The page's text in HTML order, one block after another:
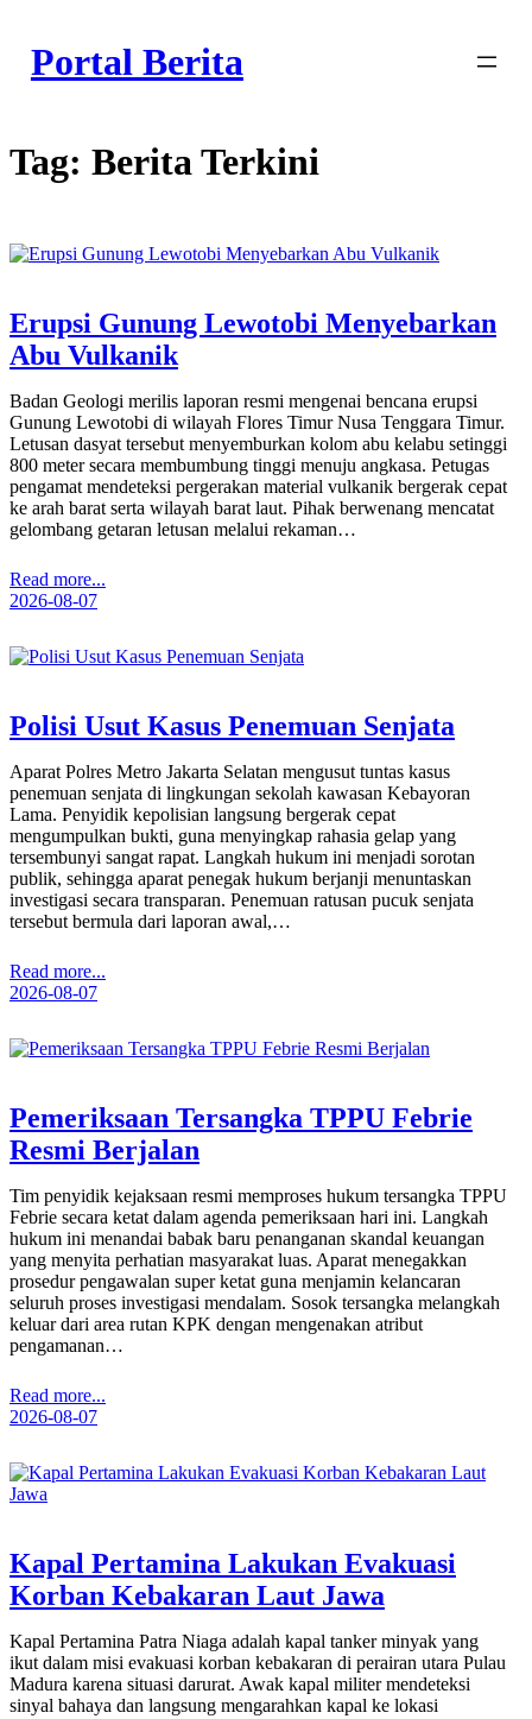
content
Portal Berita
Tag: Berita Terkini
Erupsi Gunung Lewotobi Menyebarkan
Abu Vulkanik
Badan Geologi merilis laporan resmi mengenai bencana erupsi
Gunung Lewotobi di wilayah Flores Timur Nusa Tenggara Timur.
Letusan dasyat tersebut menyemburkan kolom abu kelabu setinggi
800 meter secara membumbung tinggi menuju angkasa. Petugas
pengamat mendeteksi pergerakan material vulkanik bergerak cepat
ke arah barat serta wilayah barat laut. Pihak berwenang mencatat
gelombang getaran letusan melalui rekaman…
Read more...
2026-08-07
Polisi Usut Kasus Penemuan Senjata
Aparat Polres Metro Jakarta Selatan mengusut tuntas kasus
penemuan senjata di lingkungan sekolah kawasan Kebayoran
Lama. Penyidik kepolisian langsung bergerak cepat
mengumpulkan bukti, guna menyingkap rahasia gelap yang
tersembunyi sangat rapat. Langkah hukum ini menjadi sorotan
publik, sehingga aparat penegak hukum berjanji menuntaskan
investigasi secara transparan. Penemuan ratusan pucuk senjata
tersebut bermula dari laporan awal,…
Read more...
2026-08-07
Pemeriksaan Tersangka TPPU Febrie
Resmi Berjalan
Tim penyidik kejaksaan resmi memproses hukum tersangka TPPU
Febrie secara ketat dalam agenda pemeriksaan hari ini. Langkah
hukum ini menandai babak baru penanganan skandal keuangan
yang menyita perhatian masyarakat luas. Aparat menegakkan
prosedur pengawalan super ketat guna menjamin kelancaran
seluruh proses investigasi mendalam. Sosok tersangka melangkah
keluar dari area rutan KPK dengan mengenakan atribut
pengamanan…
Read more...
2026-08-07
Kapal Pertamina Lakukan Evakuasi
Korban Kebakaran Laut Jawa
Kapal Pertamina Patra Niaga adalah kapal tanker minyak yang
ikut dalam misi evakuasi korban kebakaran di perairan utara Pulau
Madura karena situasi darurat. Awak kapal militer mendeteksi
sinyal bahaya dan langsung mengarahkan kapal ke lokasi